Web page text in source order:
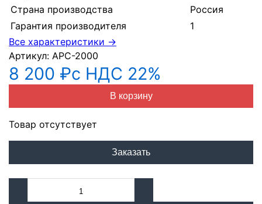
Страна производства
Россия
Гарантия производителя
1
Все характеристики →
Артикул: АРС-2000
8 200 ₽с НДС 22%
В корзину
Товар отсутствует
Заказать